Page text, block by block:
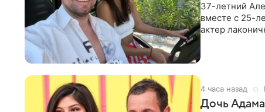
37-летний
вместе с 25-
актер
4 часа назад
Дочь